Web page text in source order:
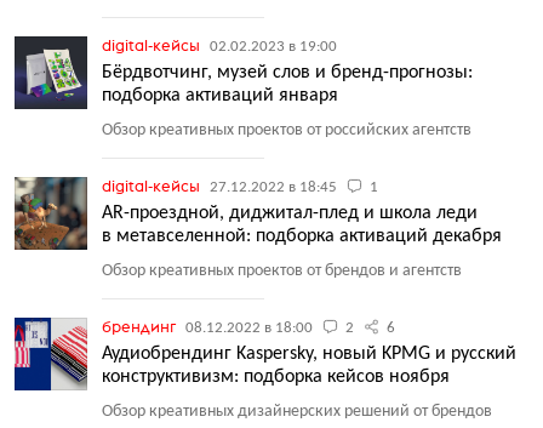
digital-кейсы 02.02.2023 в 19:00
Бёрдвотчинг, музей слов и бренд-прогнозы:
подборка активаций января
Обзор креативных проектов от российских агентств
digital-кейсы 27.12.2022 в 18:45 1
AR-проездной, диджитал-плед и школа леди
в метавселенной: подборка активаций декабря
Обзор креативных проектов от брендов и агентств
брендинг 08.12.2022 в 18:00 2 6
Аудиобрендинг Kaspersky, новый KPMG и русский
конструктивизм: подборка кейсов ноября
Обзор креативных дизайнерских решений от брендов